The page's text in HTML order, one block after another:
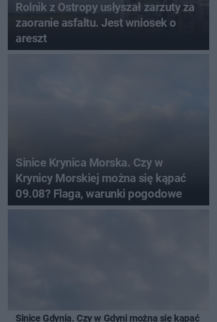
Rolnik z Ostropy usłyszał zarzuty za
zaoranie asfaltu. Jest wniosek o
areszt
Sinice Krynica Morska. Czy w
Krynicy Morskiej można się kąpać
09.08? Flaga, warunki pogodowe
Sinice Gdynia. Czy w Gdyni można się kąpać